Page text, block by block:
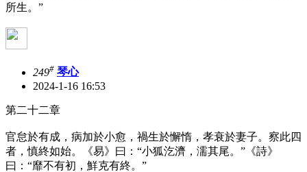
所生。”
249# 琴心
2024-1-16 16:53
第二十二章
官怠於有成，病加於小愈，禍生於懈惰，孝衰於妻子。察此四
者，慎終如始。《易》曰：“小狐汔濟，濡其尾。”《詩》
曰：“靡不有初，鮮克有終。”